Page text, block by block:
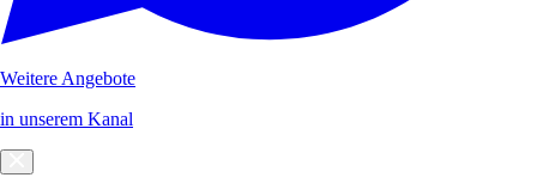
Weitere Angebote
in unserem Kanal